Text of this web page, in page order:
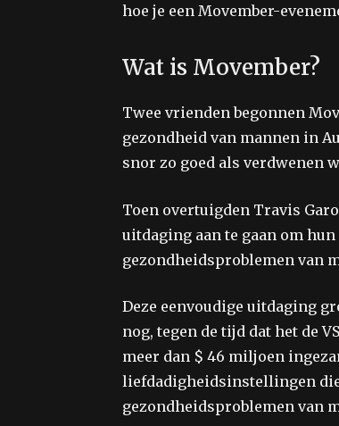
hoe je een Movember-
Wat is Movember?
Twee vrienden begonnen
gezondheid van mannen in
snor zo goed als verdwenen
Toen overtuigden Travis
uitdaging aan te gaan om
gezondheidsproblemen van
Deze eenvoudige uitdaging
nog, tegen de tijd dat het de
meer dan $ 46 miljoen
liefdadigheidsinstellingen
gezondheidsproblemen van